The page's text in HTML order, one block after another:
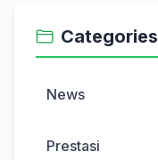
Categories
News
Prestasi